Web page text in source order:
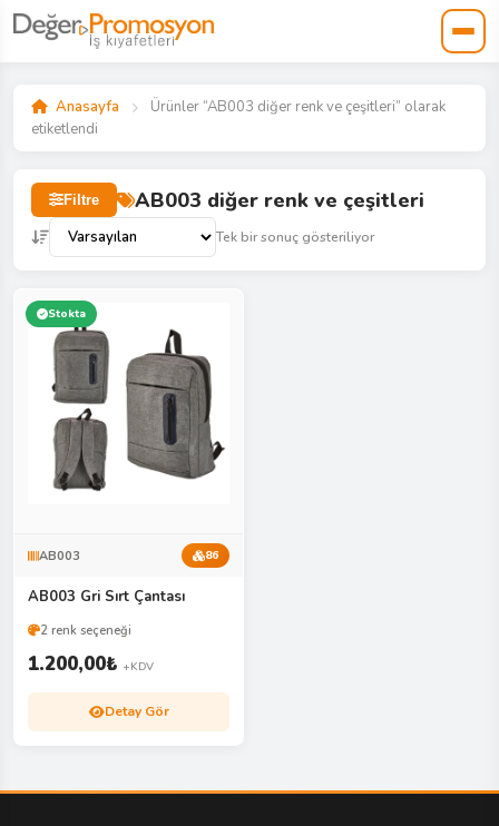
Anasayfa
Ürünler “AB003 diğer renk ve çeşitleri” olarak
etiketlendi
Filtre AB003 diğer renk ve çeşitleri
Tek bir sonuç gösteriliyor
Stokta
AB003 86
AB003 Gri Sırt Çantası
2 renk seçeneği
1.200,00₺ +KDV
Detay Gör